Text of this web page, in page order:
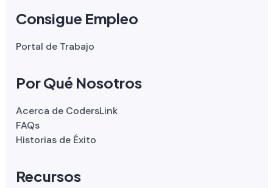
Consigue Empleo
Portal de Trabajo
Por Qué Nosotros
Acerca de CodersLink
FAQs
Historias de Éxito
Recursos